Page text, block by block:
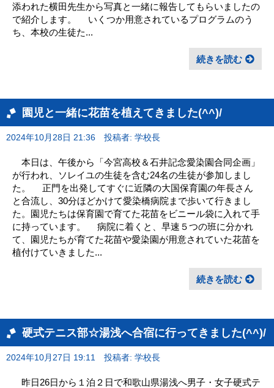
添われた横田先生から写真と一緒に報告してもらいましたの
で紹介します。 いくつか用意されているプログラムのう
ち、本校の生徒た...
続きを読む
園児と一緒に花苗を植えてきました(^^)/
2024年10月28日 21:36 投稿者: 学校長
本日は、午後から「今宮高校＆石井記念愛染園合同企画」
が行われ、ソレイユの生徒を含む24名の生徒が参加しまし
た。 正門を出発してすぐに近隣の大国保育園の年長さん
と合流し、30分ほどかけて愛染橋病院まで歩いて行きまし
た。園児たちは保育園で育てた花苗をビニール袋に入れて手
に持っています。 病院に着くと、早速５つの班に分かれ
て、園児たちが育てた花苗や愛染園が用意されていた花苗を
植付けていきました...
続きを読む
硬式テニス部☆湯浅へ合宿に行ってきました(^^)/
2024年10月27日 19:11 投稿者: 学校長
昨日26日から１泊２日で和歌山県湯浅へ男子・女子硬式テ